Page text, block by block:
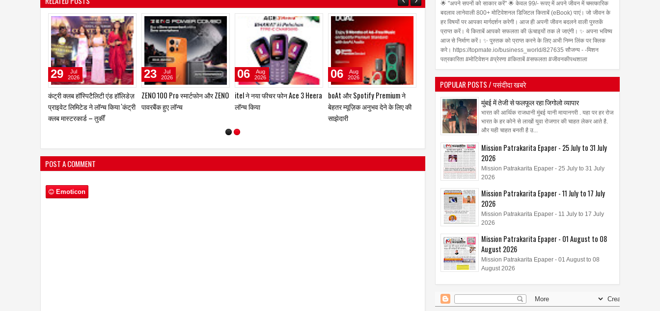
शेखर श्रीनिवासन अब यूरो फ्रेगरेंस
इंडिया की कमान संभालेंगे
04
Aug
2026
ताइवान एक्सीलेंस ने ऑटोमेशन एक्सपो
2026 में स्मार्ट मैन्युफैक्चरिंग के भविष्य
04
Aug
2026
कंट्री क्लब हॉस्पिटैलिटी एंड हॉलिडेज़
प्राइवेट लिमिटेड ने लॉन्च किया 'कंट्री
29
Jul
2026
ZENO 100 Pro स्मार्टफोन और ZENO
पावरबैंक हुए लॉन्च
23
Jul
2026
itel ने नया फीचर फोन Ace 3 Heera
लॉन्च किया
06
2026
boAt और Spotify Premium ने
बेहतर म्यूज़िक अनुभव देने के लिए की
साझेदारी
06
2026
POST A COMMENT
🌟 "अपने सपनों को साकार करें" 🌟 केवल 99/- रूपए में अपने जीवन में चमत्कारिक
बदलाव लानेवाली 800+ मोटिवेशनल डिजिटल किताबें (eBook) पाएं। जो जीवन के
हर विषयों पर आपका मार्गदर्शन करेगी। आज ही अपनी जीवन बदलने वाली पुस्तकें
प्राप्त करें। ये किताबें आपको सफलता की ऊंचाइयों तक ले जाएंगी। ✨ अपना भविष्य
आज से निर्माण करें। ✨ पुस्तक को प्राप्त करने के लिए अभी निम्न लिंक पर क्लिक
करे। https://topmate.io/business_world/827635 सौजन्य - -मिशन
पत्रकारिता #मोटिवेशन #प्रेरणा #किताबें #सफलता #जीवनकीपथशाला
POPULAR POSTS / पसंदीदा खबरे
मुंबई में तेजी से फलफूल रहा जिगोलो व्यापार
भारत की आर्थिक राजधानी मुंबई यानी मायानगरी . यहा पर हर रोज
भारत के हर कोने से लाखों युवा रोजगार की चाहत लेकर आते है.
और यही चाहत बनती है उ...
Mission Patrakarita Epaper - 25 July to 31 July
2026
Mission Patrakarita Epaper - 25 July to 31 July
2026
Mission Patrakarita Epaper - 11 July to 17 July
2026
Mission Patrakarita Epaper - 11 July to 17 July
2026
Mission Patrakarita Epaper - 01 August to 08
August 2026
Mission Patrakarita Epaper - 01 August to 08
August 2026